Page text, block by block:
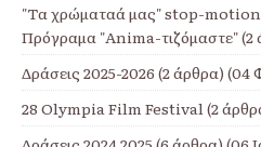
"Τα χρώματαά μας" stop-motion
Πρόγραμα "Anima-τιζόμαστε"(2
Δράσεις 2025-2026 (2 άρθρα) (04
28 Olympia Film Festival (2